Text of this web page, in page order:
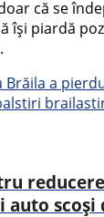
că se
își piardă
Brăila a
stiri braila
auto scoși